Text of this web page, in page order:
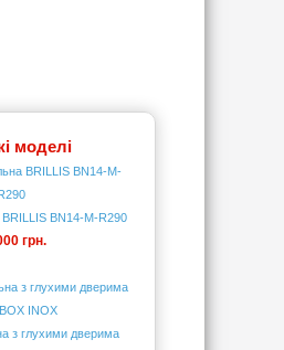
моделі
BN14-M-R290
грн.
з глухими дверима